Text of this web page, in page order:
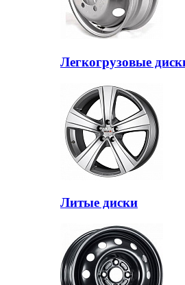
Легкогрузовые
Литые диски